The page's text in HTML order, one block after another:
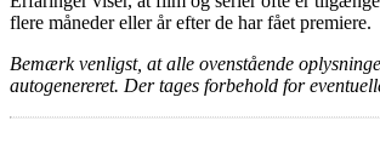
flere måneder eller år efter de har fået premiere.
Bemærk venligst, at alle ovenstående
autogenereret. Der tages forbehold for